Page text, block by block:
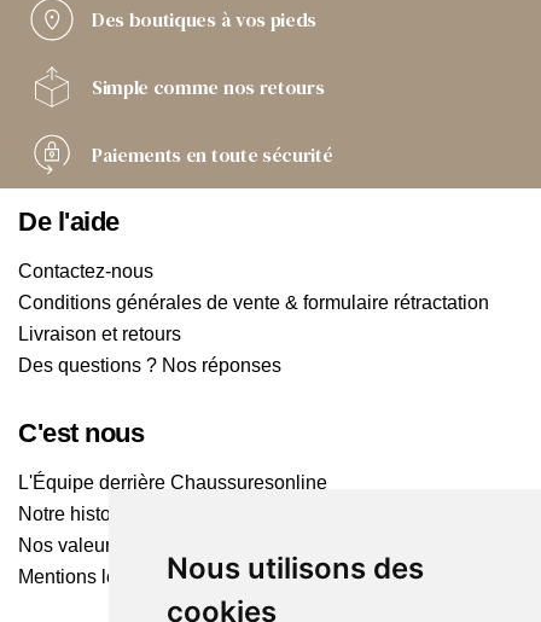
Nous utilisons des
cookies
Des boutiques à vos pieds
Simple comme nos retours
Paiements en toute sécurité
De l'aide
Contactez-nous
Conditions générales de vente & formulaire rétractation
Livraison et retours
Des questions ? Nos réponses
C'est nous
L'Équipe derrière Chaussuresonline
Notre histoire
Nos valeurs
Mentions légales